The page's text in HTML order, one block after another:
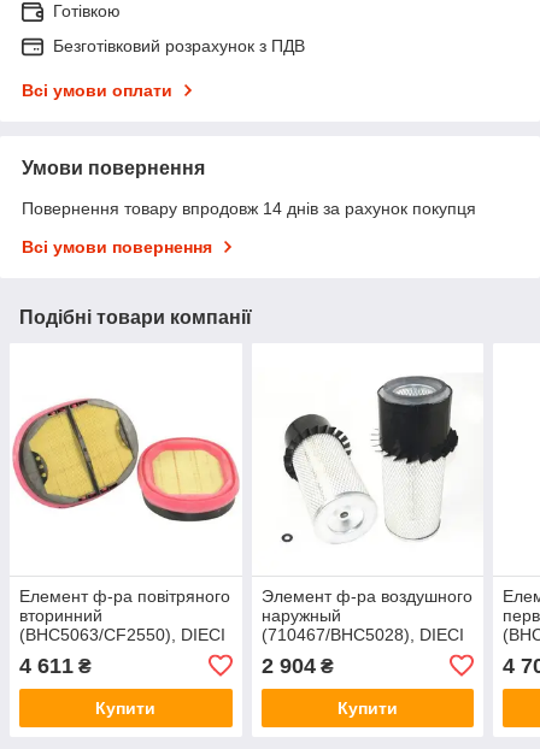
Готівкою
Безготівковий розрахунок з ПДВ
Всі умови оплати
Умови повернення
Повернення товару впродовж 14 днів за рахунок покупця
Всі умови повернення
Подібні товари компанії
Елемент ф-ра повітряного
вторинний
(BHC5063/CF2550), DIECI
SA17376
4 611 ₴
Купити
Элемент ф-ра воздушного
наружный
(710467/BHC5028), DIECI
SA16511
2 904₴
Купити
4